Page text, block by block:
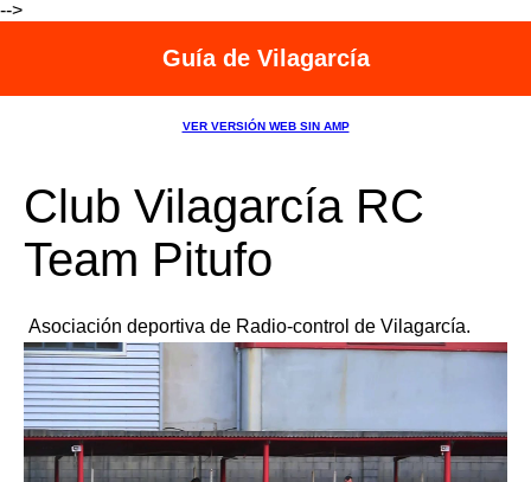
-->
Guía de Vilagarcía
VER VERSIÓN WEB SIN AMP
Club Vilagarcía RC
Team Pitufo
Asociación deportiva de Radio-control de Vilagarcía.